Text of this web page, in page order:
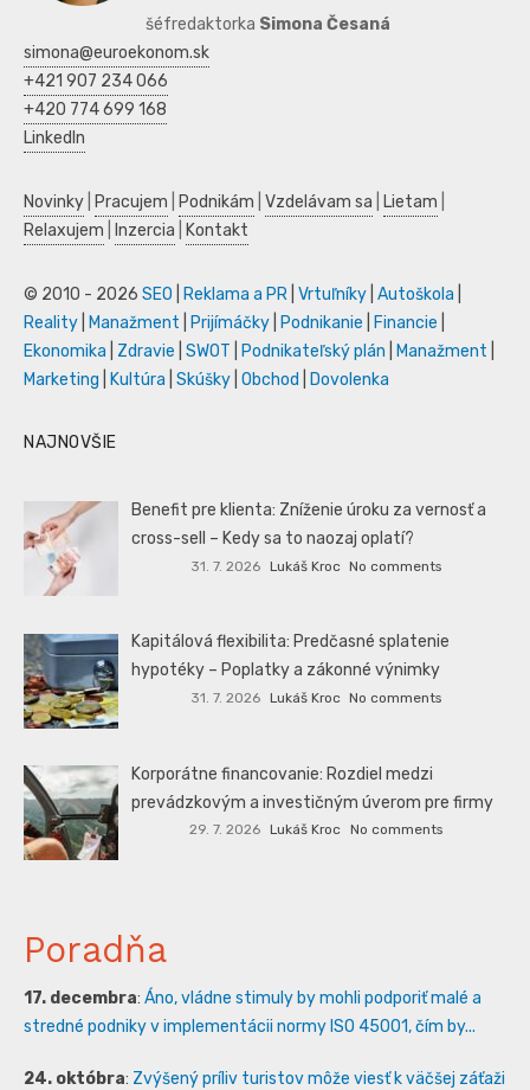
šéfredaktorka Simona Česaná
simona@euroekonom.sk
+421 907 234 066
+420 774 699 168
LinkedIn
Novinky Pracujem Podnikám Vzdelávam sa Lietam
Relaxujem
Inzercia Kontakt
© 2010 - 2026 SEO Reklama a PR Vrtuľníky Autoškola
Reality
Manažment Prijímáčky Podnikanie Financie
Ekonomika
Zdravie SWOT Podnikateľský plán Manažment
Marketing
Kultúra Skúšky Obchod Dovolenka
NAJNOVŠIE
Benefit pre klienta: Zníženie úroku za vernosť a
cross-sell – Kedy sa to naozaj oplatí?
31. 7. 2026 Lukáš Kroc No comments
Kapitálová flexibilita: Predčasné splatenie
hypotéky – Poplatky a zákonné výnimky
31. 7. 2026 Lukáš Kroc No comments
Korporátne financovanie: Rozdiel medzi
prevádzkovým a investičným úverom pre firmy
29. 7. 2026 Lukáš Kroc No comments
Poradňa
17. decembra: Áno, vládne stimuly by mohli podporiť malé a
stredné podniky v implementácii normy ISO 45001, čím by...
24. októbra: Zvýšený príliv turistov môže viesť k väčšej záťaži